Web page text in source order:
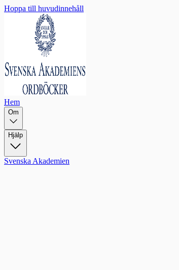
Hoppa till huvudinnehåll
Hem
Om
Hjälp
Svenska Akademien